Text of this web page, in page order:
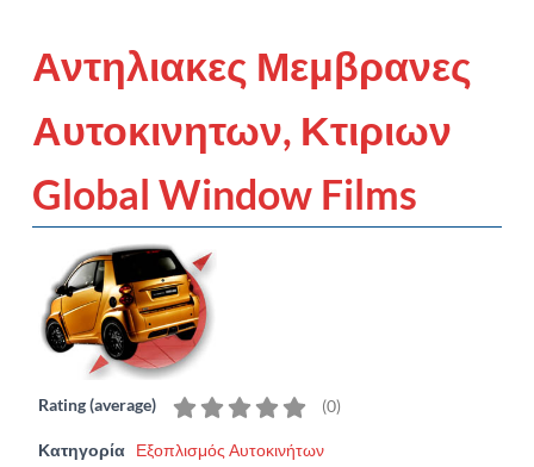
Αντηλιακες Μεμβρανες
Αυτοκινητων, Κτιριων
Global Window Films
Rating (average) (0)
Κατηγορία Εξοπλισμός Αυτοκινήτων